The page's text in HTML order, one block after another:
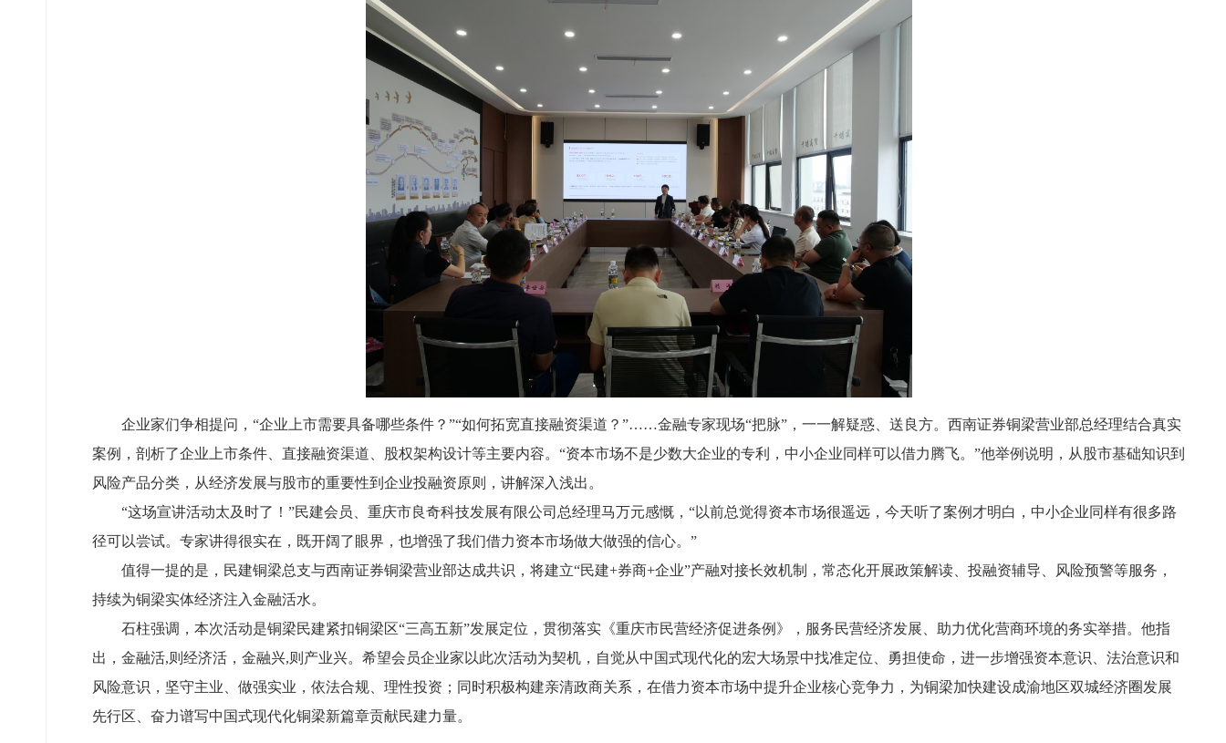
企业家们争相提问，“企业上市需要具备哪些条件？”“如何拓宽直接融资渠道？”……金融专家现场“把脉”，一一解疑惑、送良方。西南证券铜梁营业部总经理结合真实
案例，剖析了企业上市条件、直接融资渠道、股权架构设计等主要内容。“资本市场不是少数大企业的专利，中小企业同样可以借力腾飞。”他举例说明，从股市基础知识到
风险产品分类，从经济发展与股市的重要性到企业投融资原则，讲解深入浅出。
“这场宣讲活动太及时了！”民建会员、重庆市良奇科技发展有限公司总经理马万元感慨，“以前总觉得资本市场很遥远，今天听了案例才明白，中小企业同样有很多路
径可以尝试。专家讲得很实在，既开阔了眼界，也增强了我们借力资本市场做大做强的信心。”
值得一提的是，民建铜梁总支与西南证券铜梁营业部达成共识，将建立“民建+券商+企业”产融对接长效机制，常态化开展政策解读、投融资辅导、风险预警等服务，
持续为铜梁实体经济注入金融活水。
石柱强调，本次活动是铜梁民建紧扣铜梁区“三高五新”发展定位，贯彻落实《重庆市民营经济促进条例》，服务民营经济发展、助力优化营商环境的务实举措。他指
出，金融活,则经济活，金融兴,则产业兴。希望会员企业家以此次活动为契机，自觉从中国式现代化的宏大场景中找准定位、勇担使命，进一步增强资本意识、法治意识和
风险意识，坚守主业、做强实业，依法合规、理性投资；同时积极构建亲清政商关系，在借力资本市场中提升企业核心竞争力，为铜梁加快建设成渝地区双城经济圈发展
先行区、奋力谱写中国式现代化铜梁新篇章贡献民建力量。